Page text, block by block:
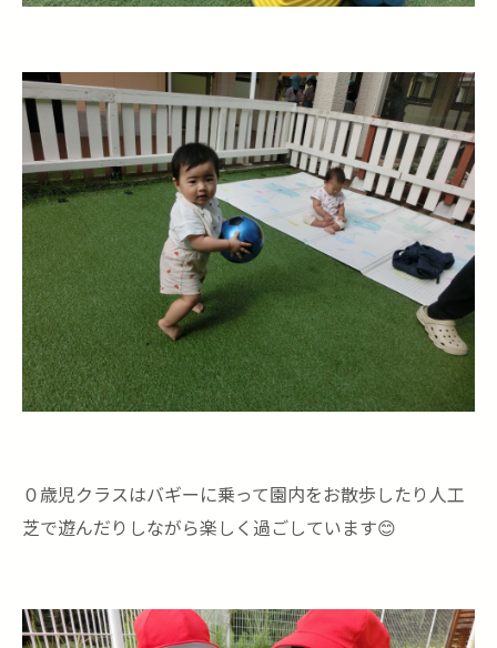
０歳児クラスはバギーに乗って園内をお散歩したり人工
芝で遊んだりしながら楽しく過ごしています😊